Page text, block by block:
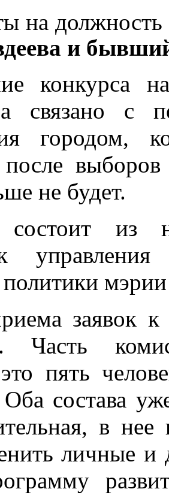
на
и
конкурса
связано с
городом,
после
не будет.
состоит из
политики
заявок к
Часть
пять
состава
в
личные и